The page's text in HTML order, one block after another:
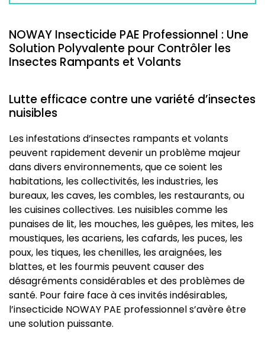
NOWAY Insecticide PAE Professionnel : Une
Solution Polyvalente pour Contrôler les
Insectes Rampants et Volants
Lutte efficace contre une variété d’insectes
nuisibles
Les infestations d’insectes rampants et volants
peuvent rapidement devenir un problème majeur
dans divers environnements, que ce soient les
habitations, les collectivités, les industries, les
bureaux, les caves, les combles, les restaurants, ou
les cuisines collectives. Les nuisibles comme les
punaises de lit, les mouches, les guêpes, les mites, les
moustiques, les acariens, les cafards, les puces, les
poux, les tiques, les chenilles, les araignées, les
blattes, et les fourmis peuvent causer des
désagréments considérables et des problèmes de
santé. Pour faire face à ces invités indésirables,
l’insecticide NOWAY PAE professionnel s’avère être
une solution puissante.